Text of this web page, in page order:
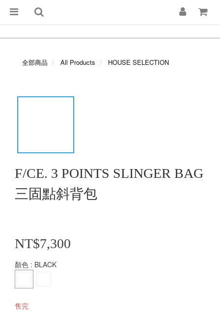
全部商品 All Products HOUSE SELECTION
F/CE. 3 POINTS SLINGER BAG
三固點斜背包
NT$7,300
顏色 : BLACK
售完